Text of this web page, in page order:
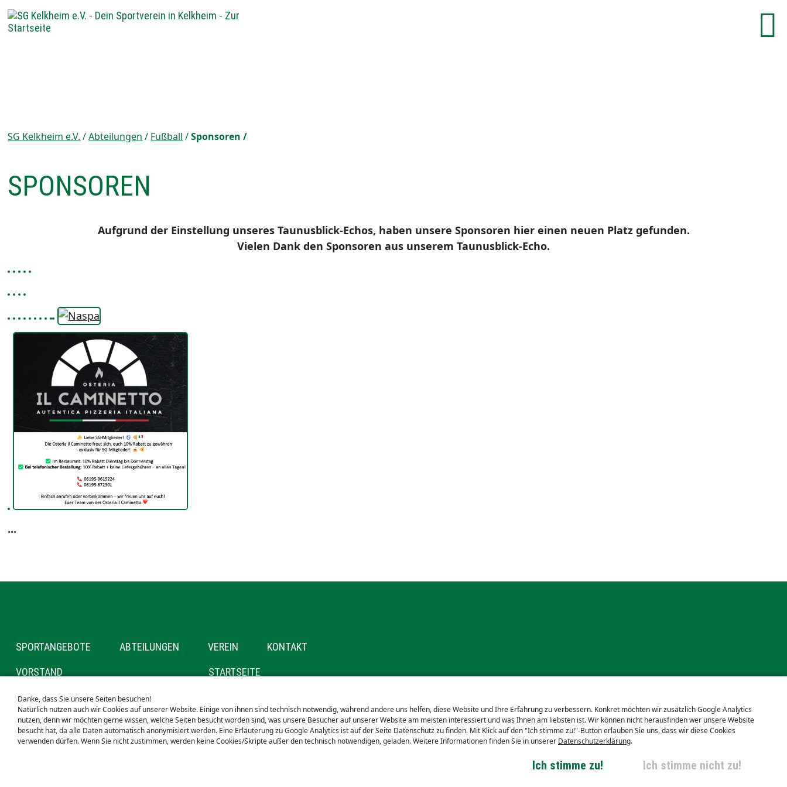
SG Kelkheim e.V. Abteilungen Fußball Sponsoren
SPONSOREN
Aufgrund der Einstellung unseres Taunusblick-Echos, haben unsere Sponsoren hier einen neuen Platz gefunden.
Vielen Dank den Sponsoren aus unserem Taunusblick-Echo.
...
NAVIGATION
SPORTANGEBOTE ABTEILUNGEN VEREIN
KONTAKT
NAVIGATION
VORSTAND
SPONSOREN
NAVIGATION
STARTSEITE
SEITENVERZEICHNIS
© SG KELKHEIM E.V.
Danke, dass Sie unsere Seiten besuchen!
Natürlich nutzen auch wir Cookies auf unserer Website. Einige von ihnen sind technisch notwendig, während andere uns helfen, diese Website und Ihre Erfahrung zu verbessern. Konkret möchten wir zusätzlich Google Analytics
nutzen, denn wir möchten gerne wissen, welche Seiten besucht worden sind, was unsere Besucher auf unserer Website am meisten interessiert und was Ihnen am liebsten ist. Wir können nicht herausfinden wer unsere Website
besucht hat, da alle Daten automatisch anonymisiert werden. Eine Erläuterung zu Google Analytics ist auf der Seite Datenschutz zu finden. Mit Klick auf den "Ich stimme zu!"-Button erlauben Sie uns, dass wir diese Cookies
verwenden dürfen. Wenn Sie nicht zustimmen, werden keine Cookies/Skripte außer den technisch notwendigen, geladen. Weitere Informationen finden Sie in unserer Datenschutzerklärung.
Ich stimme zu! Ich stimme nicht zu!